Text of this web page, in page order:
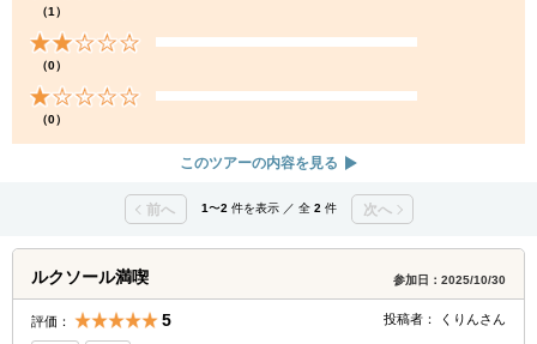
（1）
（0）
（0）
このツアーの内容を見る
前へ 1〜2 件を表示 ／ 全 2 件 次へ
ルクソール満喫 参加日：2025/10/30
評価： 5 投稿者： くりんさん